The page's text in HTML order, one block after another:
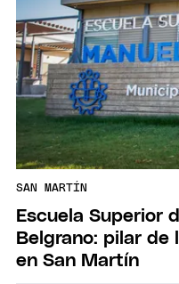
SAN MARTÍN
Escuela Superior
Belgrano: pilar
en San Martín